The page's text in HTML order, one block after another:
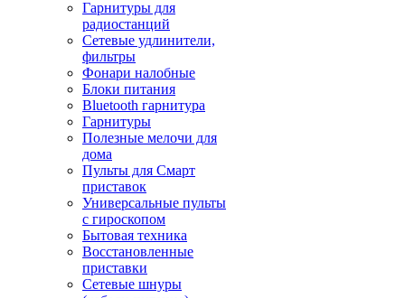
Гарнитуры для
радиостанций
Сетевые удлинители,
фильтры
Фонари налобные
Блоки питания
Bluetooth гарнитура
Гарнитуры
Полезные мелочи для
дома
Пульты для Смарт
приставок
Универсальные пульты
с гироскопом
Бытовая техника
Восстановленные
приставки
Сетевые шнуры